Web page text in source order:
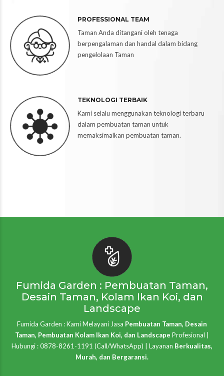
PROFESSIONAL TEAM
Taman Anda ditangani oleh tenaga
berpengalaman dan handal dalam bidang
pengelolaan Taman
TEKNOLOGI TERBAIK
Kami selalu menggunakan teknologi terbaru
dalam pembuatan taman untuk
memaksimalkan pembuatan taman.
Fumida Garden : Pembuatan Taman,
Desain Taman, Kolam Ikan Koi, dan
Landscape
Fumida Garden : Kami Melayani Jasa Pembuatan Taman, Desain
Taman, Pembuatan Kolam Ikan Koi, dan Landscape Profesional |
Hubungi : 0878-8261-1191 (Call/WhatsApp) | Layanan Berkualitas,
Murah, dan Bergaransi.